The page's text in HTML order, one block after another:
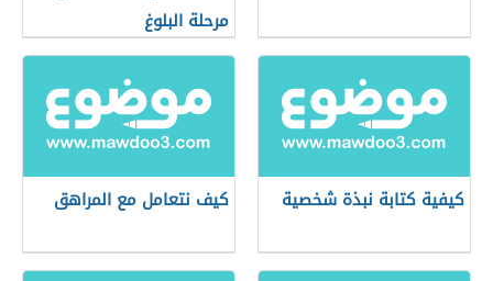
مرحلة البلوغ
كيفية كتابة نبذة شخصية كيف نتعامل مع المراهق